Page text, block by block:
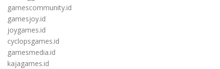
gamescommunity.id
gamesjoy.id
joygames.id
cyclopsgames.id
gamesmedia.id
kajagames.id